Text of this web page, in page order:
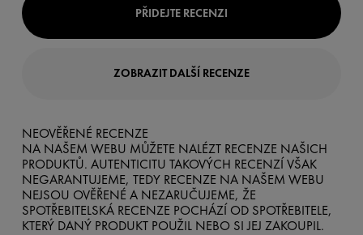
PŘIDEJTE RECENZI
ZOBRAZIT DALŠÍ RECENZE
NEOVĚŘENÉ RECENZE
NA NAŠEM WEBU MŮŽETE NALÉZT RECENZE NAŠICH
PRODUKTŮ. AUTENTICITU TAKOVÝCH RECENZÍ VŠAK
NEGARANTUJEME, TEDY RECENZE NA NAŠEM WEBU
NEJSOU OVĚŘENÉ A NEZARUČUJEME, ŽE
SPOTŘEBITELSKÁ RECENZE POCHÁZÍ OD SPOTŘEBITELE,
KTERÝ DANÝ PRODUKT POUŽIL NEBO SI JEJ ZAKOUPIL.